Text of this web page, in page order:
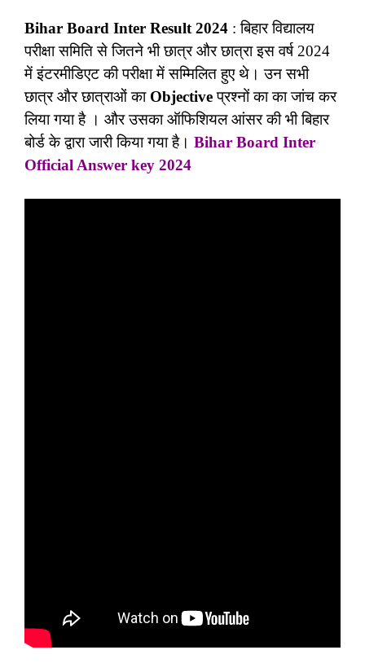
Bihar Board Inter Result 2024 : बिहार विद्यालय
परीक्षा समिति से जितने भी छात्र और छात्रा इस वर्ष 2024
में इंटरमीडिएट की परीक्षा में सम्मिलित हुए थे। उन सभी
छात्र और छात्राओं का Objectiveप्रश्नों का का जांच कर
लिया गया है । और उसका ऑफिशियल आंसर की भी बिहार
बोर्ड के द्वारा जारी किया गया है। Bihar Board Inter
Official Answer key 2024